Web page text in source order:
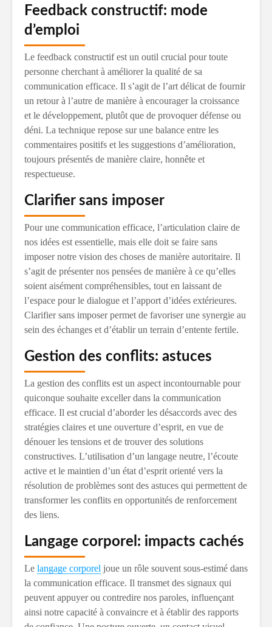
Feedback constructif: mode
d’emploi
Le feedback constructif est un outil crucial pour toute
personne cherchant à améliorer la qualité de sa
communication efficace. Il s’agit de l’art délicat de fournir
un retour à l’autre de manière à encourager la croissance
et le développement, plutôt que de provoquer défense ou
déni. La technique repose sur une balance entre les
commentaires positifs et les suggestions d’amélioration,
toujours présentés de manière claire, honnête et
respectueuse.
Clarifier sans imposer
Pour une communication efficace, l’articulation claire de
nos idées est essentielle, mais elle doit se faire sans
imposer notre vision des choses de manière autoritaire. Il
s’agit de présenter nos pensées de manière à ce qu’elles
soient aisément compréhensibles, tout en laissant de
l’espace pour le dialogue et l’apport d’idées extérieures.
Clarifier sans imposer permet de favoriser une synergie au
sein des échanges et d’établir un terrain d’entente fertile.
Gestion des conflits: astuces
La gestion des conflits est un aspect incontournable pour
quiconque souhaite exceller dans la communication
efficace. Il est crucial d’aborder les désaccords avec des
stratégies claires et une ouverture d’esprit, en vue de
dénouer les tensions et de trouver des solutions
constructives. L’utilisation d’un langage neutre, l’écoute
active et le maintien d’un état d’esprit orienté vers la
résolution de problèmes sont des astuces qui permettent de
transformer les conflits en opportunités de renforcement
des liens.
Langage corporel: impacts cachés
Le langage corporel joue un rôle souvent sous-estimé dans
la communication efficace. Il transmet des signaux qui
peuvent appuyer ou contredire nos paroles, influençant
ainsi notre capacité à convaincre et à établir des rapports